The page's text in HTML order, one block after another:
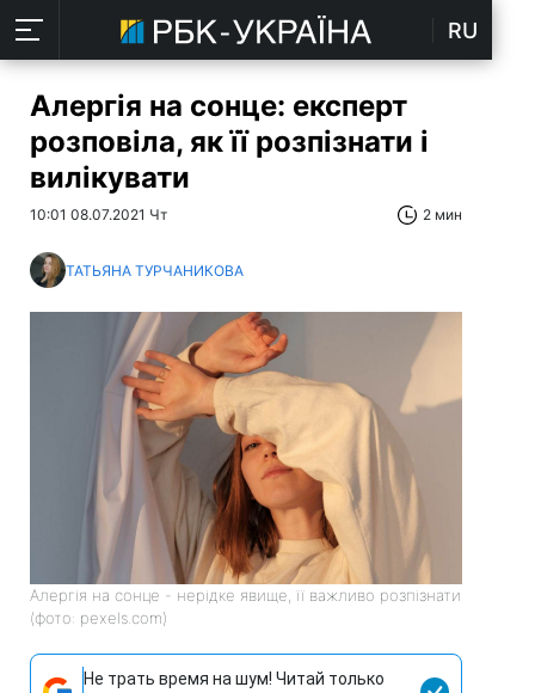
RU
Алергія на сонце: експерт
розповіла, як її розпізнати і
вилікувати
10:01 08.07.2021 Чт 2 мин
ТАТЬЯНА ТУРЧАНИКОВА
Алергія на сонце - нерідке явище, її важливо розпізнати
(фото: pexels.com)
Не трать время на шум! Читай только